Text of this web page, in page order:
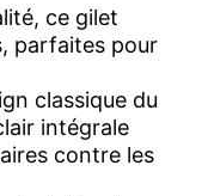
ce gilet
parfaites pour
classique du
intégrale
contre les